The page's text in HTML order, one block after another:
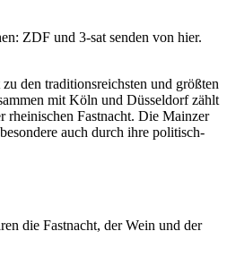
ZDF und 3-sat senden von hier.
den traditionsreichsten und größten
mit Köln und Düsseldorf zählt
rheinischen Fastnacht. Die Mainzer
auch durch ihre politisch-
die Fastnacht, der Wein und der